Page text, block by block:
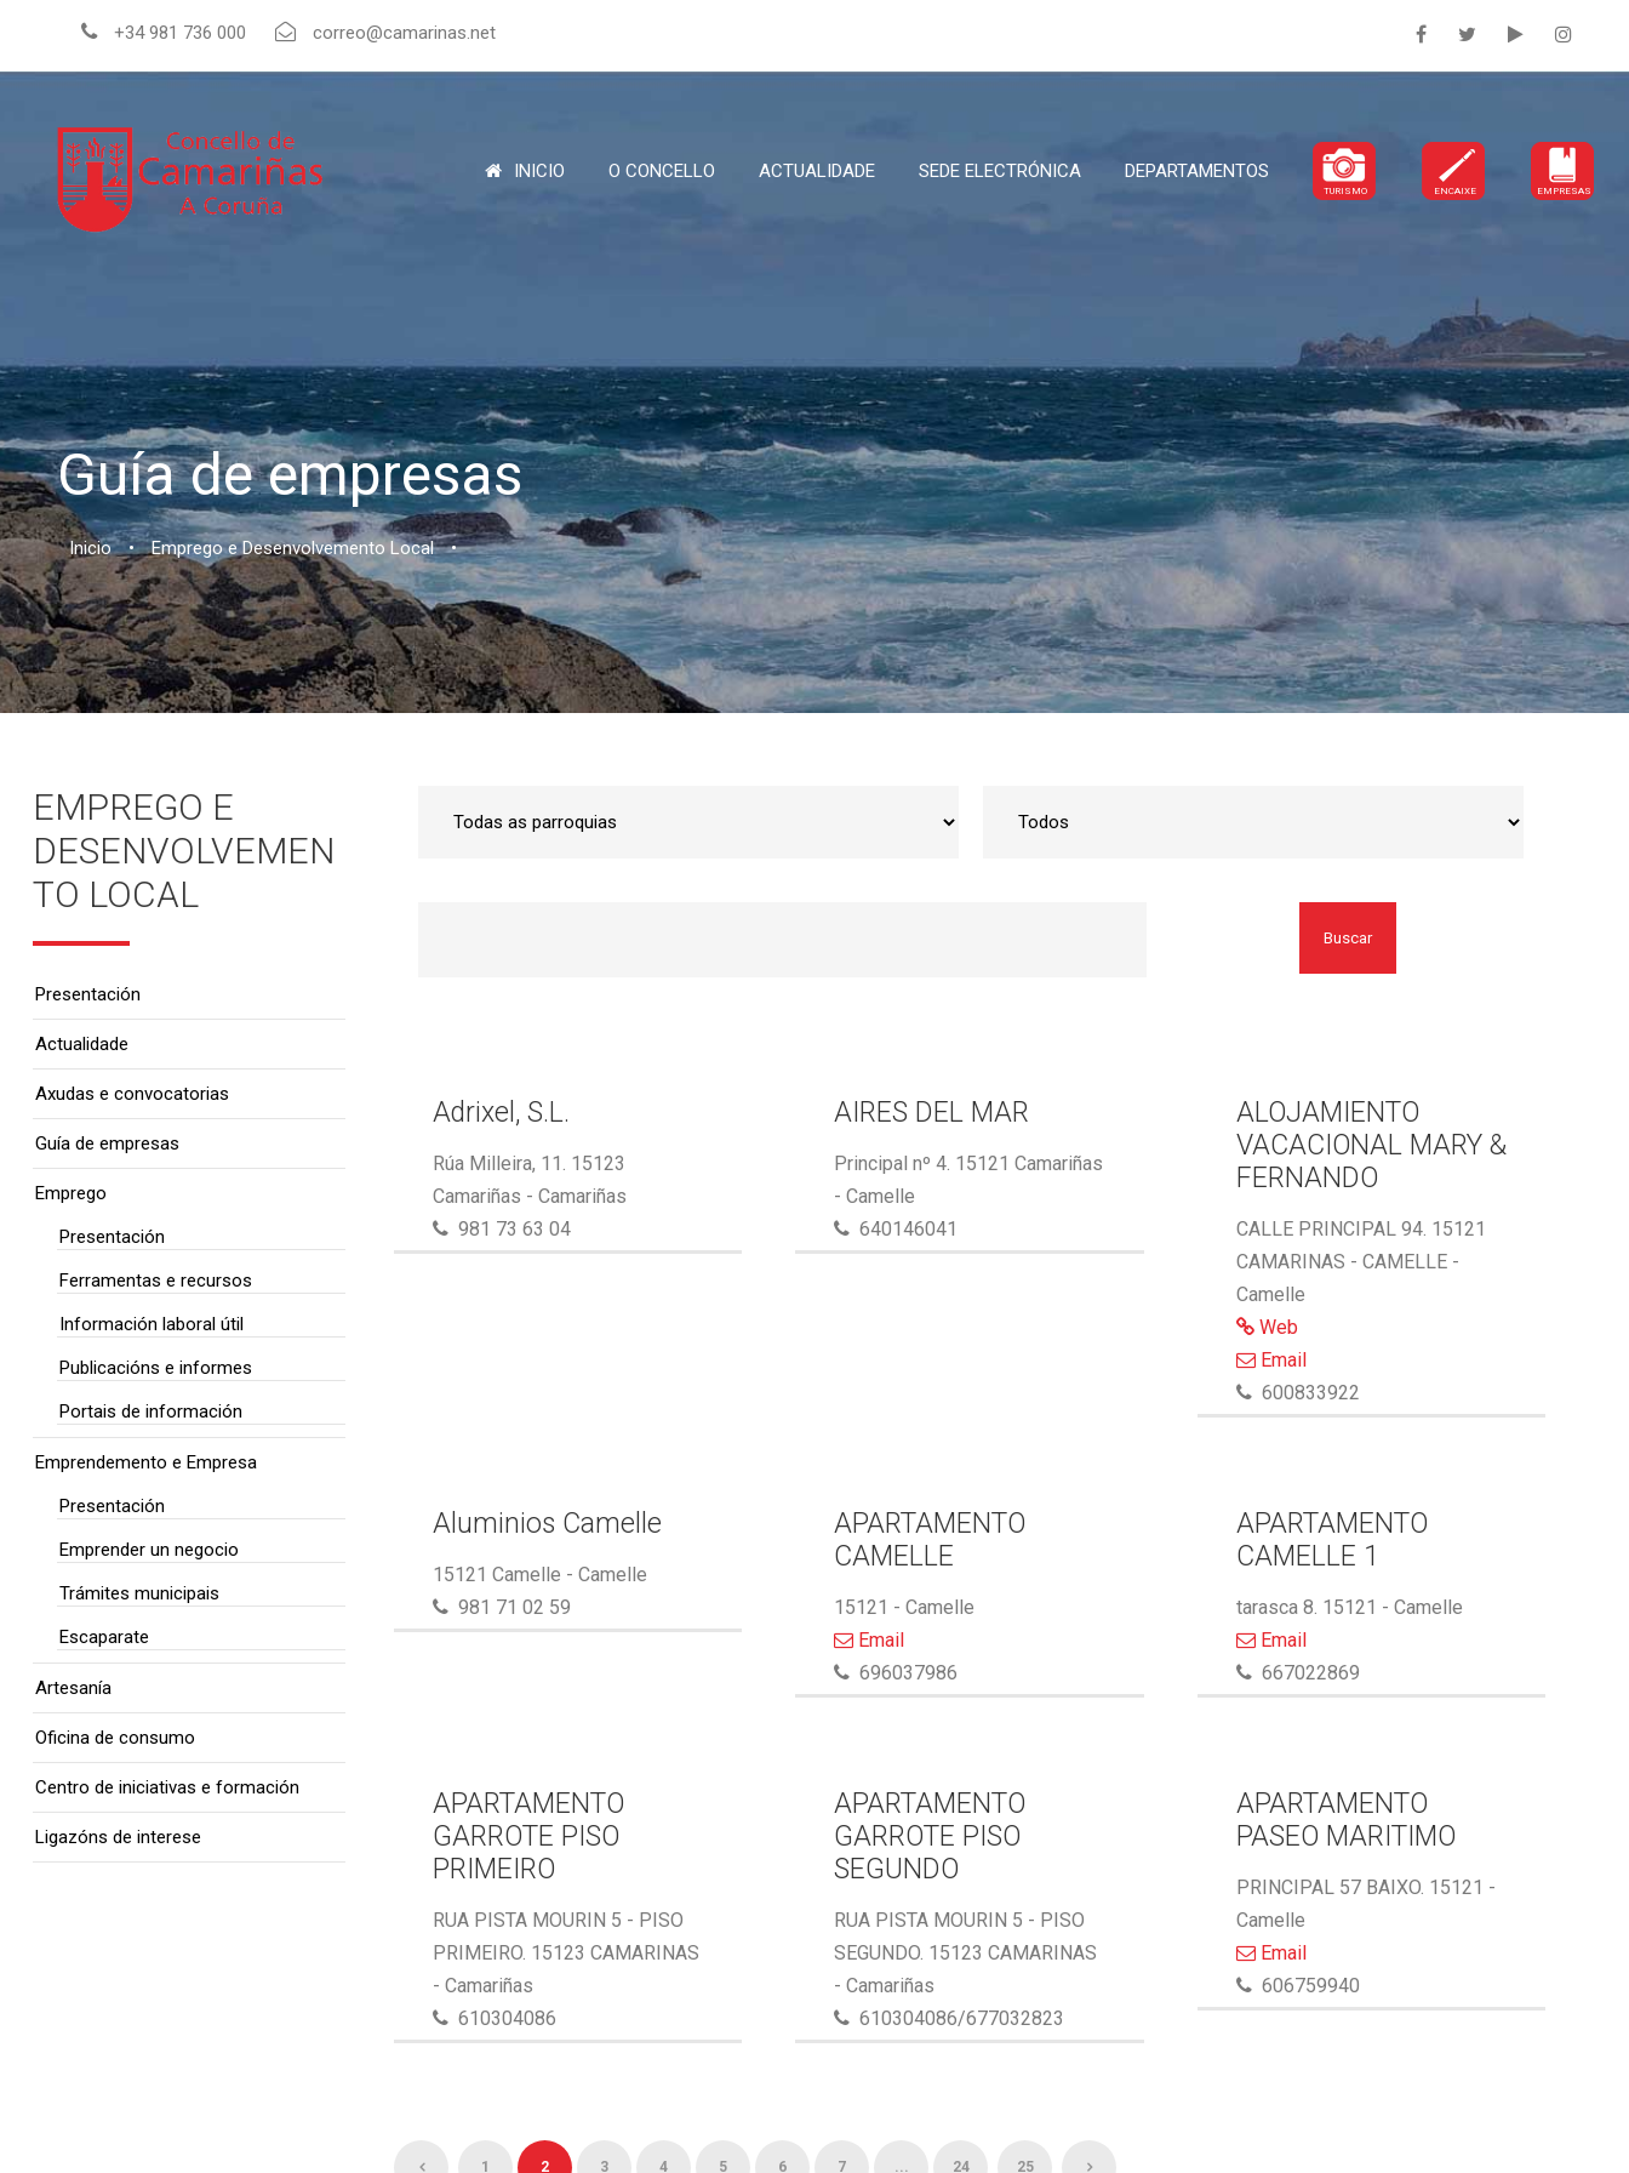
+34 981 736 000 correo@camarinas.net
INICIO O CONCELLO ACTUALIDADE SEDE ELECTRÓNICA DEPARTAMENTOS
TURISMO ENCAIXE EMPRESAS
Guía de empresas
Inicio • Emprego e Desenvolvemento Local •
Buscar
Adrixel, S.L.
Rúa Milleira, 11. 15123
Camariñas - Camariñas
981 73 63 04
AIRES DEL MAR
Principal nº 4. 15121 Camariñas
- Camelle
640146041
ALOJAMIENTO
VACACIONAL MARY &
FERNANDO
CALLE PRINCIPAL 94. 15121
CAMARINAS - CAMELLE -
Camelle
Web
Email
600833922
Aluminios Camelle
15121 Camelle - Camelle
981 71 02 59
APARTAMENTO
CAMELLE
15121 - Camelle
Email
696037986
APARTAMENTO
CAMELLE 1
tarasca 8. 15121 - Camelle
Email
667022869
APARTAMENTO
GARROTE PISO
PRIMEIRO
RUA PISTA MOURIN 5 - PISO
PRIMEIRO. 15123 CAMARINAS
- Camariñas
610304086
APARTAMENTO
GARROTE PISO
SEGUNDO
RUA PISTA MOURIN 5 - PISO
SEGUNDO. 15123 CAMARINAS
- Camariñas
610304086/677032823
APARTAMENTO
PASEO MARITIMO
PRINCIPAL 57 BAIXO. 15121 -
Camelle
Email
606759940
1 2 3 4 5 6 7 ... 24 25
EMPREGO E
DESENVOLVEMEN
TO LOCAL
Presentación
Actualidade
Axudas e convocatorias
Guía de empresas
Emprego
Presentación
Ferramentas e recursos
Información laboral útil
Publicacións e informes
Portais de información
Emprendemento e Empresa
Presentación
Emprender un negocio
Trámites municipais
Escaparate
Artesanía
Oficina de consumo
Centro de iniciativas e formación
Ligazóns de interese